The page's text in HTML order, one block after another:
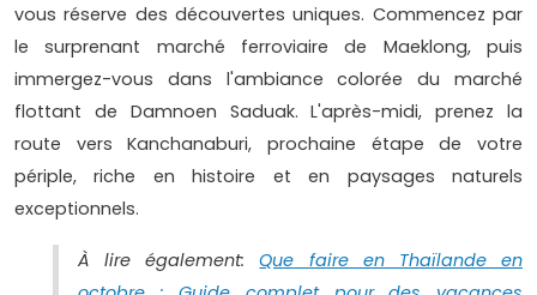
vous réserve des découvertes uniques. Commencez par
le surprenant marché ferroviaire de Maeklong, puis
immergez-vous dans l'ambiance colorée du marché
flottant de Damnoen Saduak. L'après-midi, prenez la
route vers Kanchanaburi, prochaine étape de votre
périple, riche en histoire et en paysages naturels
exceptionnels.
À lire également:Que faire en Thaïlande en